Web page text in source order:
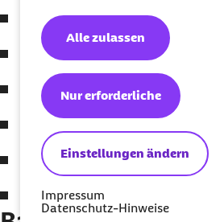
Einstellungen ändern
Nur erforderliche
Alle zulassen
Impressum
Datenschutz-Hinweise
Pflegereport 2021
Pflegereport 2020
Pflegereport 2019
Pflegereport 2017
Pflegereport 2016